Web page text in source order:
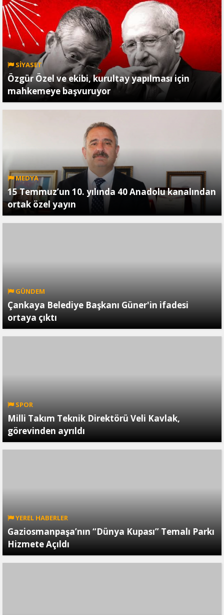
SİYASET
Özgür Özel ve ekibi, kurultay yapılması için
mahkemeye başvuruyor
MEDYA
15 Temmuz’un 10. yılında 40 Anadolu kanalından
ortak özel yayın
GÜNDEM
Çankaya Belediye Başkanı Güner'in ifadesi
ortaya çıktı
SPOR
Milli Takım Teknik Direktörü Veli Kavlak,
görevinden ayrıldı
YEREL HABERLER
Gaziosmanpaşa’nın “Dünya Kupası” Temalı Parkı
Hizmete Açıldı